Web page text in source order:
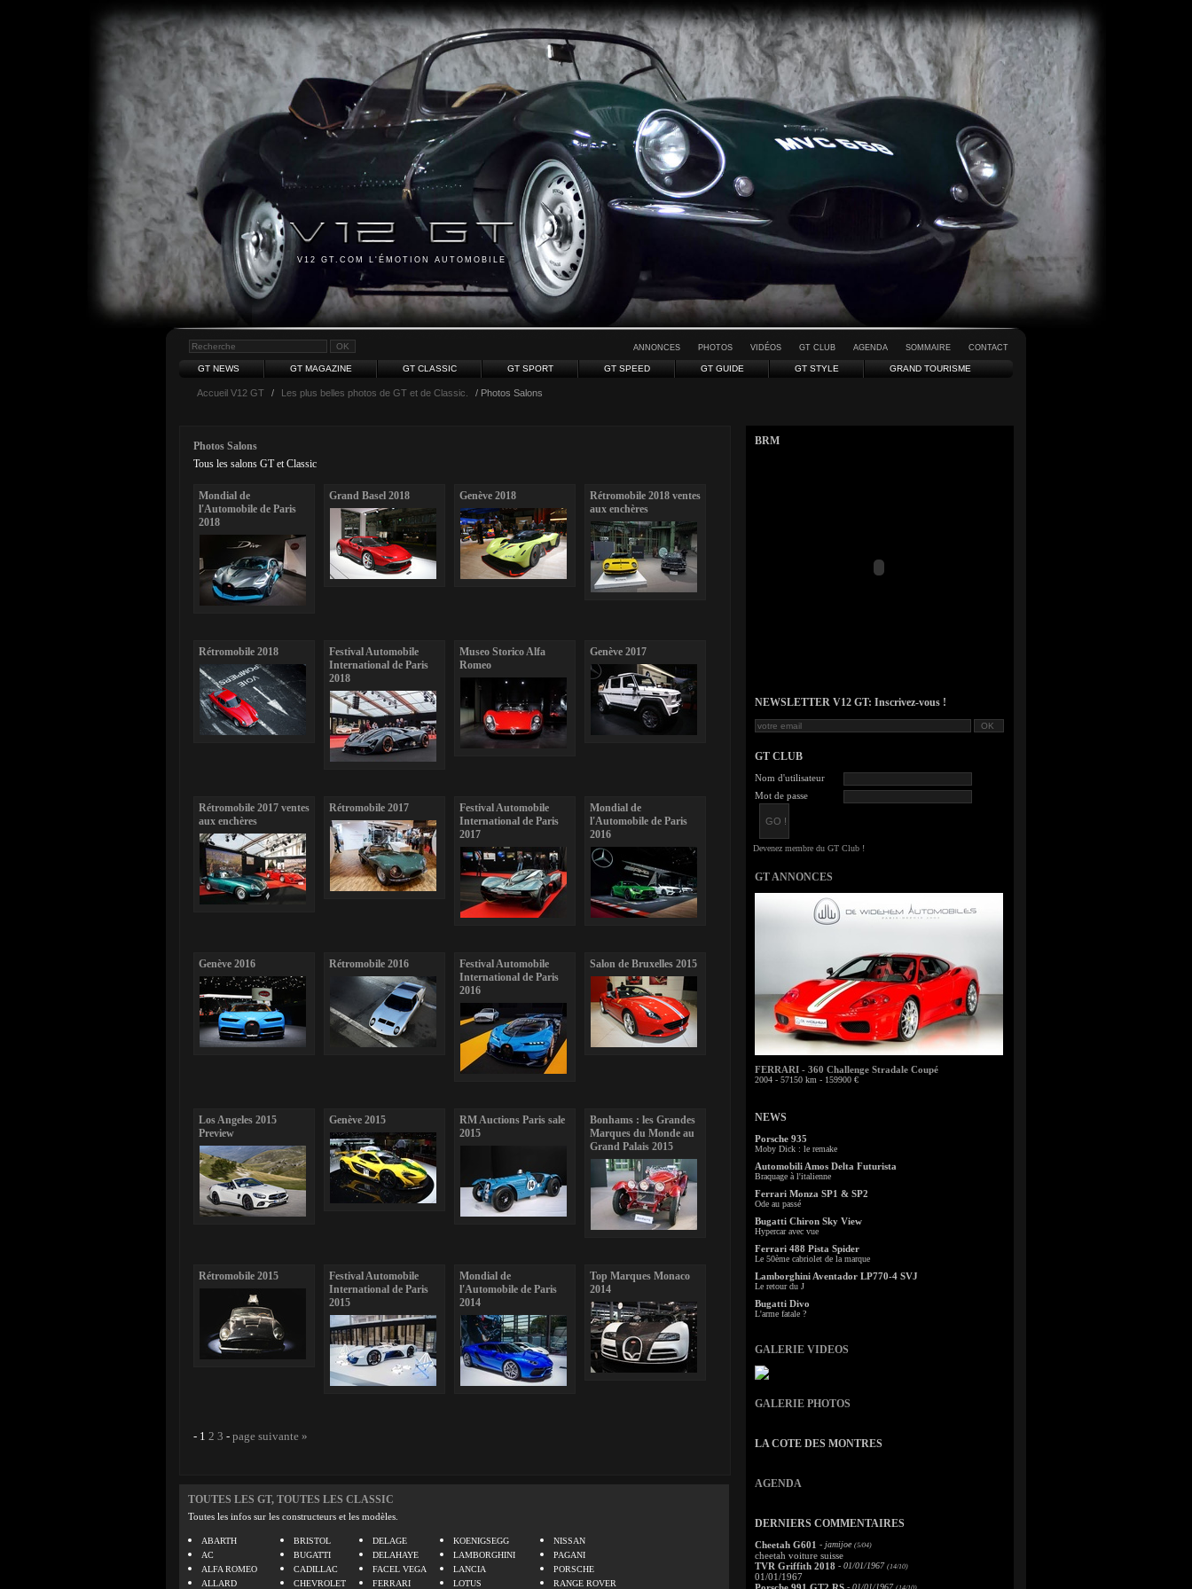
V12 GT.COM L'ÉMOTION AUTOMOBILE
ANNONCES PHOTOS VIDÉOS GT CLUB AGENDA SOMMAIRE CONTACT
GT NEWS GT MAGAZINE GT CLASSIC GT SPORT GT SPEED GT GUIDE GT STYLE GRAND TOURISME
Accueil V12 GT / Les plus belles photos de GT et de Classic. / Photos Salons
Photos Salons
Tous les salons GT et Classic
Mondial de
l'Automobile de Paris
2018
Grand Basel 2018 Genève 2018
Rétromobile 2018 ventes
aux enchères
Rétromobile 2018
Festival Automobile
International de Paris
2018
Museo Storico Alfa
Romeo
Genève 2017
Rétromobile 2017 ventes
aux enchères
Rétromobile 2017
Festival Automobile
International de Paris
2017
Mondial de
l'Automobile de Paris
2016
Genève 2016 Rétromobile 2016
Festival Automobile
International de Paris
2016
Salon de Bruxelles 2015
Los Angeles 2015
Preview
Genève 2015
RM Auctions Paris sale
2015
Bonhams : les Grandes
Marques du Monde au
Grand Palais 2015
Rétromobile 2015
Festival Automobile
International de Paris
2015
Mondial de
l'Automobile de Paris
2014
Top Marques Monaco
2014
- 1 2 3 - page suivante »
TOUTES LES GT, TOUTES LES CLASSIC
Toutes les infos sur les constructeurs et les modèles.
ABARTH
AC
ALFA ROMEO
ALLARD
BRISTOL
BUGATTI
CADILLAC
CHEVROLET
DELAGE
DELAHAYE
FACEL VEGA
FERRARI
KOENIGSEGG
LAMBORGHINI
LANCIA
LOTUS
NISSAN
PAGANI
PORSCHE
RANGE ROVER
BRM
NEWSLETTER V12 GT: Inscrivez-vous !
GT CLUB
Nom d'utilisateur
Mot de passe
GT ANNONCES
FERRARI - 360 Challenge Stradale Coupé
2004 - 57150 km - 159900 €
NEWS
Porsche 935
Moby Dick : le remake
Automobili Amos Delta Futurista
Braquage à l'italienne
Ferrari Monza SP1 & SP2
Ode au passé
Bugatti Chiron Sky View
Hypercar avec vue
Ferrari 488 Pista Spider
Le 50ème cabriolet de la marque
Lamborghini Aventador LP770-4 SVJ
Le retour du J
Bugatti Divo
L'arme fatale ?
GALERIE VIDEOS
GALERIE PHOTOS
LA COTE DES MONTRES
AGENDA
DERNIERS COMMENTAIRES
Cheetah G601 - jamijoe (5/04)
cheetah voiture suisse
TVR Griffith 2018 - 01/01/1967 (14/10)
01/01/1967
- 01/01/1967